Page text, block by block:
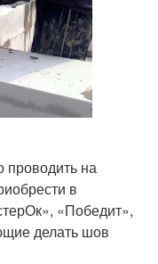
проводить на
в
«Победит»,
делать шов